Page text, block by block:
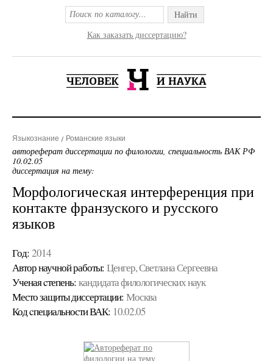
Найти
Как заказать диссертацию?
Языкознание Романские языки
автореферат диссертации по филологии, специальность ВАК РФ
10.02.05
диссертация на тему:
Морфологическая интерференция при
контакте франзуского и русского
языков
Год: 2014
Автор научной работы: Ценгер, Светлана Сергеевна
Ученая cтепень: кандидата филологических наук
Место защиты диссертации: Москва
Код cпециальности ВАК: 10.02.05